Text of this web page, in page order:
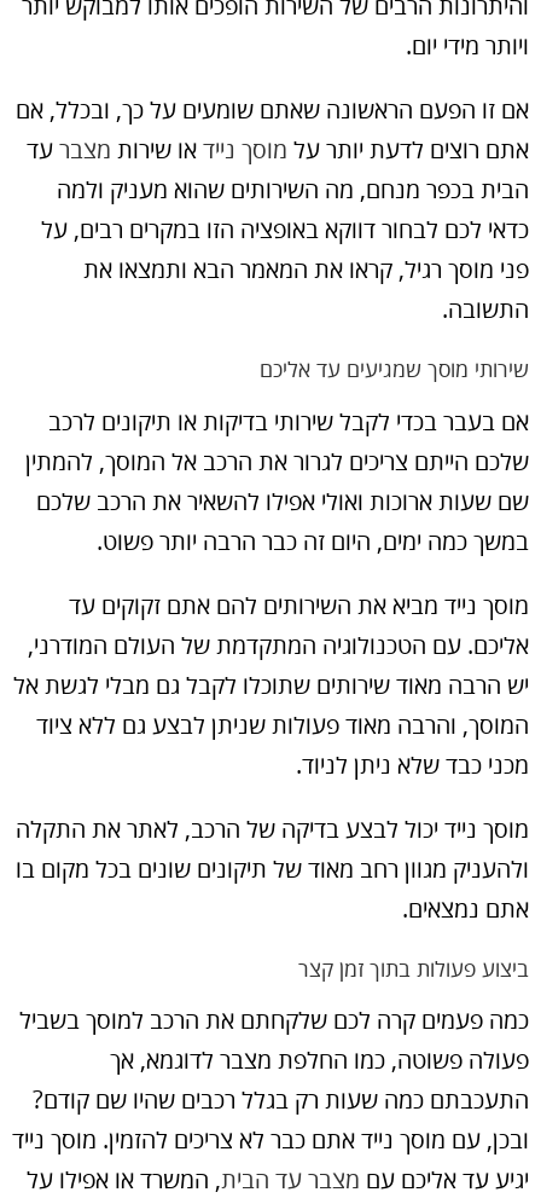
ויותר מידי יום.
אם זו הפעם הראשונה שאתם שומעים על כך, ובכלל, אם
אתם רוצים לדעת יותר על מוסך ניידאו שירות מצברעד
הבית בכפר מנחם, מה השירותים שהוא מעניק ולמה
כדאי לכם לבחור דווקא באופציה הזו במקרים רבים, על
פני מוסך רגיל, קראו את המאמר הבא ותמצאו את
התשובה.
שירותי מוסך שמגיעים עד אליכם
אם בעבר בכדי לקבל שירותי בדיקות או תיקונים לרכב
שלכם הייתם צריכים לגרור את הרכב אל המוסך, להמתין
שם שעות ארוכות ואולי אפילו להשאיר את הרכב שלכם
במשך כמה ימים, היום זה כבר הרבה יותר פשוט.
מוסך נייד מביא את השירותים להם אתם זקוקים עד
אליכם. עם הטכנולוגיה המתקדמת של העולם המודרני,
יש הרבה מאוד שירותים שתוכלו לקבל גם מבלי לגשת אל
המוסך, והרבה מאוד פעולות שניתן לבצע גם ללא ציוד
מכני כבד שלא ניתן לניוד.
מוסך נייד יכול לבצע בדיקה של הרכב, לאתר את התקלה
ולהעניק מגוון רחב מאוד של תיקונים שונים בכל מקום בו
אתם נמצאים.
ביצוע פעולות בתוך זמן קצר
כמה פעמים קרה לכם שלקחתם את הרכב למוסך בשביל
פעולה פשוטה, כמו החלפת מצבר לדוגמא, אך
התעכבתם כמה שעות רק בגלל רכבים שהיו שם קודם?
ובכן, עם מוסך נייד אתם כבר לא צריכים להזמין. מוסך נייד
יגיע עד אליכם עם מצבר עד הבית, המשרד או אפילו על